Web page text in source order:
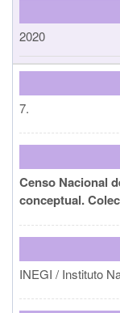
2020
7.
Censo Nacional
conceptual.
INEGI / Instituto